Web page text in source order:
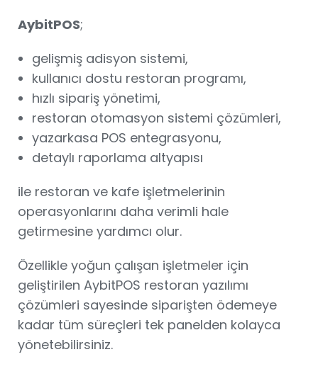
AybitPOS;
gelişmiş adisyon sistemi,
kullanıcı dostu restoran programı,
hızlı sipariş yönetimi,
restoran otomasyon sistemi çözümleri,
yazarkasa POS entegrasyonu,
detaylı raporlama altyapısı
ile restoran ve kafe işletmelerinin
operasyonlarını daha verimli hale
getirmesine yardımcı olur.
Özellikle yoğun çalışan işletmeler için
geliştirilen AybitPOS restoran yazılımı
çözümleri sayesinde siparişten ödemeye
kadar tüm süreçleri tek panelden kolayca
yönetebilirsiniz.